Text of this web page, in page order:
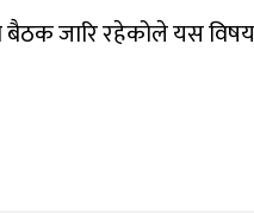
जारि रहेकोले यस